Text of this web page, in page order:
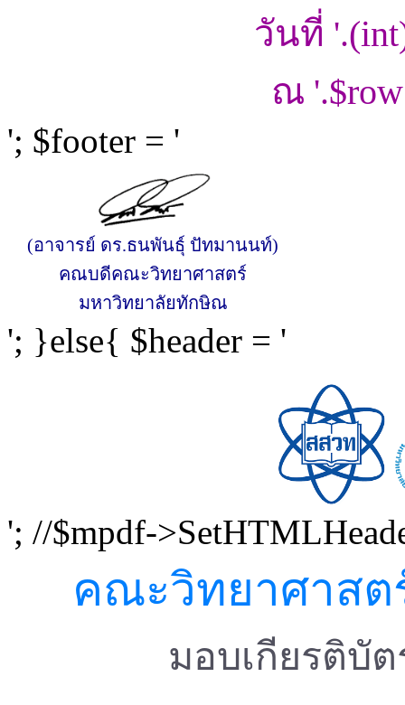
วันที่
ณ
'; $footer = '
(อาจารย์ ดร.ธนพันธุ์ ปัทมานนท์)
คณบดีคณะวิทยาศาสตร์
มหาวิทยาลัยทักษิณ
'; }else{ $header = '
'; //$mpdf-
คณะวิทยาศาส
มอบเกียรติบั